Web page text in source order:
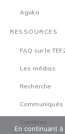
Aguka
RESSOURCES
FAQ sur le
Les médias
Recherche
Carrières
En continuant